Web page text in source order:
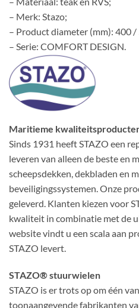
– Merk: Stazo;
– Product diameter (mm): 400
– Serie: COMFORT DESIGN.
Maritieme
Sinds 1931 heeft STAZO een
leveren van alleen de beste en
scheepsdekken, dekbladen en
beveiligingssystemen. Onze
geleverd. Klanten kiezen voor
kwaliteit in combinatie met de
website vindt u een scala aan
STAZO levert.
STAZO® stuurwielen
STAZO is er trots op om één
toonaangevende fabrikanten